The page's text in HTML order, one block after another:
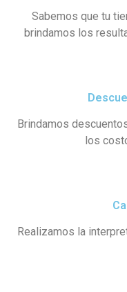
Sabemos que tu
brindamos los
Brindamos
los
Realizamos la